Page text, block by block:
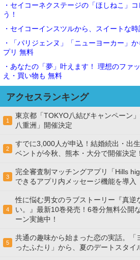
・セイコーネクステージの「ほしねこ」
う！
・セイコーインスツルから、スイートな時
・「パリジェンヌ」「ニューヨーカー」
プリ 無料
・あなたの「夢」叶えます！ 理想のファ
え・買い物も 無料
アクセスランキング
1
東京都「TOKYO八結びキャンペーン
八重洲」開催決定
2
すでに3,000人が申込！結婚続出・出
ベントが今秋、熊本・大分で開催決定！
3
完全審査制マッチングアプリ「Hills
できるアプリ内メッセージ機能を導入
4
性に悩む男女のラブストーリー『真逆
い。』最新10巻発売！6巻分無料公開
ーン実施中！
5
共通の趣味から始まった恋の実話。「
ったふたり」から、夏のデートスタイ